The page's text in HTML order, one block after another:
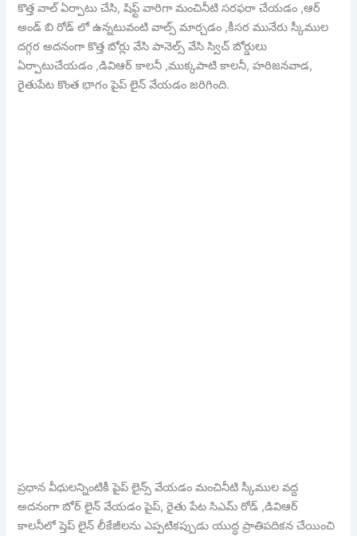
కొత్త వాల్ ఏర్పాటు చేసి, షిఫ్ట్ వారిగా మంచినీటి సరఫరా చేయడం ,ఆర్
అండ్ బి రోడ్ లో ఉన్నటువంటి వాల్స్ మార్చడం ,కీసర మునేరు స్కీముల
దగ్గర అదనంగా కొత్త బోర్లు వేసి పానెల్స్ వేసి స్విచ్ బోర్డులు
ఏర్పాటుచేయడం ,డివిఆర్ కాలనీ ,ముక్కపాటి కాలనీ, హరిజనవాడ,
రైతుపేట కొంత భాగం పైప్ లైన్ వేయడం జరిగింది.
ప్రధాన వీధులన్నింటికీ పైప్ లైన్స్ వేయడం మంచినీటి స్కీముల వద్ద
అదనంగా బోర్ లైన్ వేయడం పైప్, రైతు పేట సిఎమ్ రోడ్ ,డివిఆర్
కాలనీలో ప్తెప్ లైన్ లీకేజీలను ఎప్పటికప్పుడు యుద్ధ ప్రాతిపదికన చేయించి